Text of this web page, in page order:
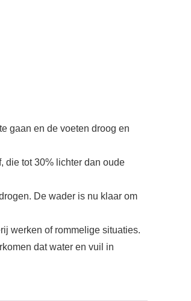
gaan en de voeten droog en
die tot 30% lichter dan oude
De wader is nu klaar om
werken of rommelige situaties.
dat water en vuil in